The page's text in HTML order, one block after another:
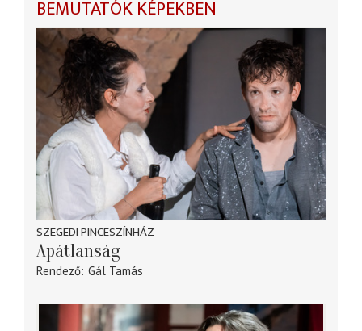
BEMUTATÓK KÉPEKBEN
SZEGEDI PINCESZÍNHÁZ
Apátlanság
Rendező Gál Tamás